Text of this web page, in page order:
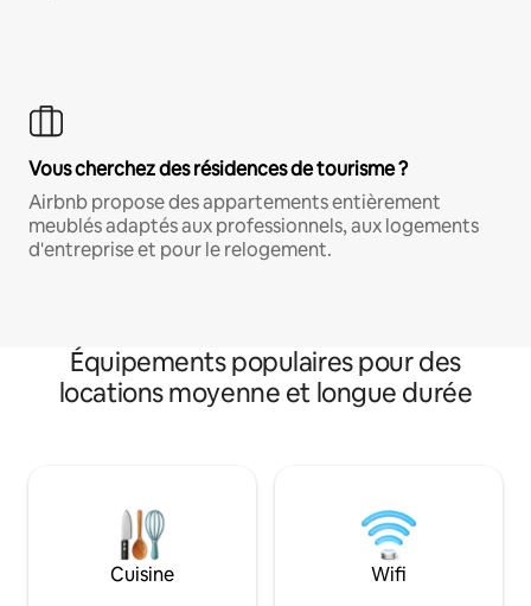
Vous cherchez des résidences de tourisme ?
Airbnb propose des appartements entièrement
meublés adaptés aux professionnels, aux logements
d'entreprise et pour le relogement.
Équipements populaires pour des
locations moyenne et longue durée
Cuisine Wifi